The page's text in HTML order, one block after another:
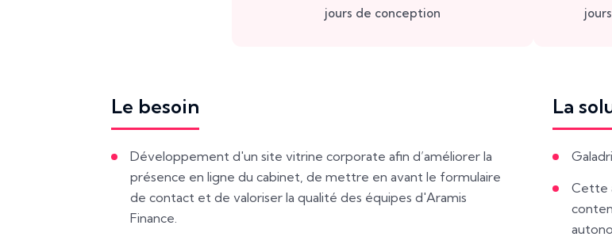
jours de conception
Le besoin
Développement d'un site vitrine corporate afin d’améliorer la
présence en ligne du cabinet, de mettre en avant le formulaire
de contact et de valoriser la qualité des équipes d'Aramis
Finance.
La
Cette